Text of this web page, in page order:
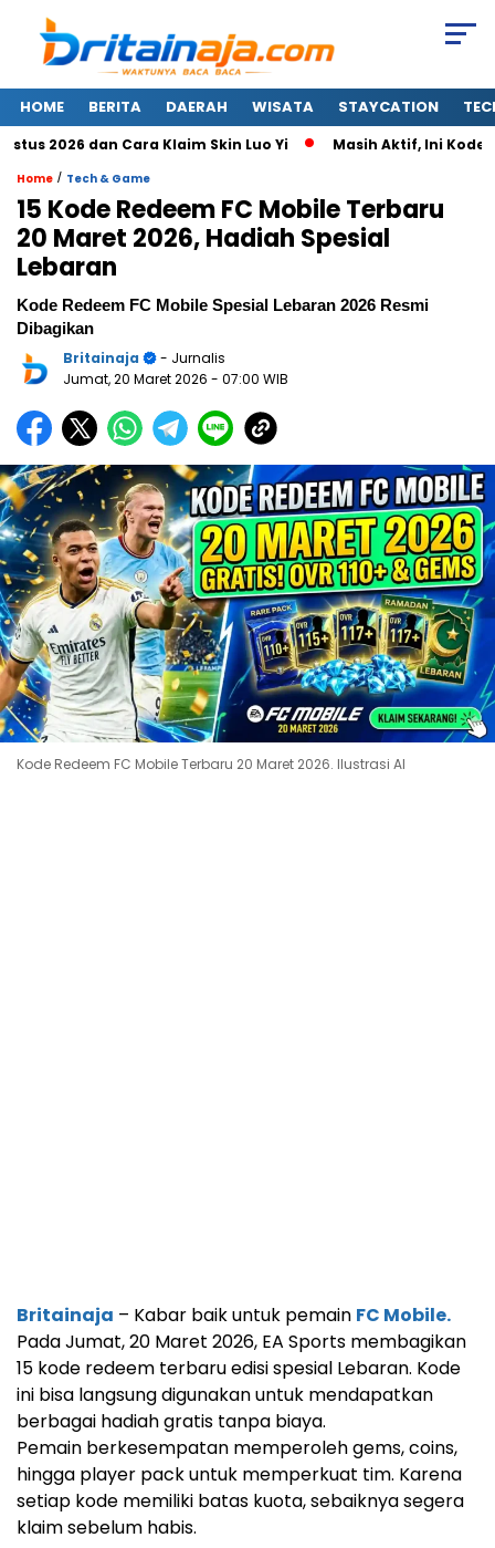
HOME BERITA DAERAH WISATA STAYCATION
2026 dan Cara Klaim Skin Luo Yi Masih Aktif, Ini Kode
Home / Tech & Game
15 Kode Redeem FC Mobile Terbaru
20 Maret 2026, Hadiah Spesial
Lebaran
Kode Redeem FC Mobile Spesial Lebaran 2026 Resmi
Dibagikan
Britainaja
- Jurnalis
Jumat, 20 Maret 2026 - 07:00 WIB
Kode Redeem FC Mobile Terbaru 20 Maret 2026. Ilustrasi AI
Britainaja – Kabar baik untuk pemain FC Mobile.
Pada Jumat, 20 Maret 2026, EA Sports membagikan
15 kode redeem terbaru edisi spesial Lebaran. Kode
ini bisa langsung digunakan untuk mendapatkan
berbagai hadiah gratis tanpa biaya.
Pemain berkesempatan memperoleh gems, coins,
hingga player pack untuk memperkuat tim. Karena
setiap kode memiliki batas kuota, sebaiknya segera
klaim sebelum habis.